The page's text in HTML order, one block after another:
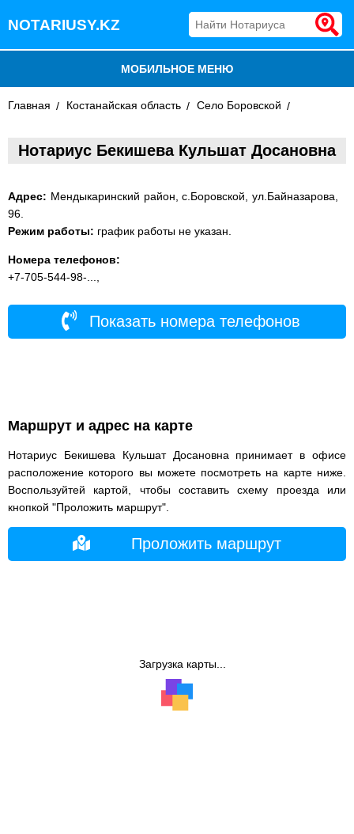
NOTARIUSY.KZ
МОБИЛЬНОЕ МЕНЮ
БЛОГ
ДОБАВИТЬ КОМПАНИЮ
Главная Костанайская область Село Боровской
Нотариус Бекишева Кульшат Досановна
Адрес: Мендыкаринский район, с.Боровской, ул.Байназарова,
96.
Режим работы: график работы не указан.
Номера телефонов:
+7-705-544-98-...,
Показать номера телефонов
Маршрут и адрес на карте
Нотариус Бекишева Кульшат Досановна принимает в офисе
расположение которого вы можете посмотреть на карте ниже.
Воспользуйтей картой, чтобы составить схему проезда или
кнопкой "Проложить маршрут".
Проложить маршрут
Загрузка карты...